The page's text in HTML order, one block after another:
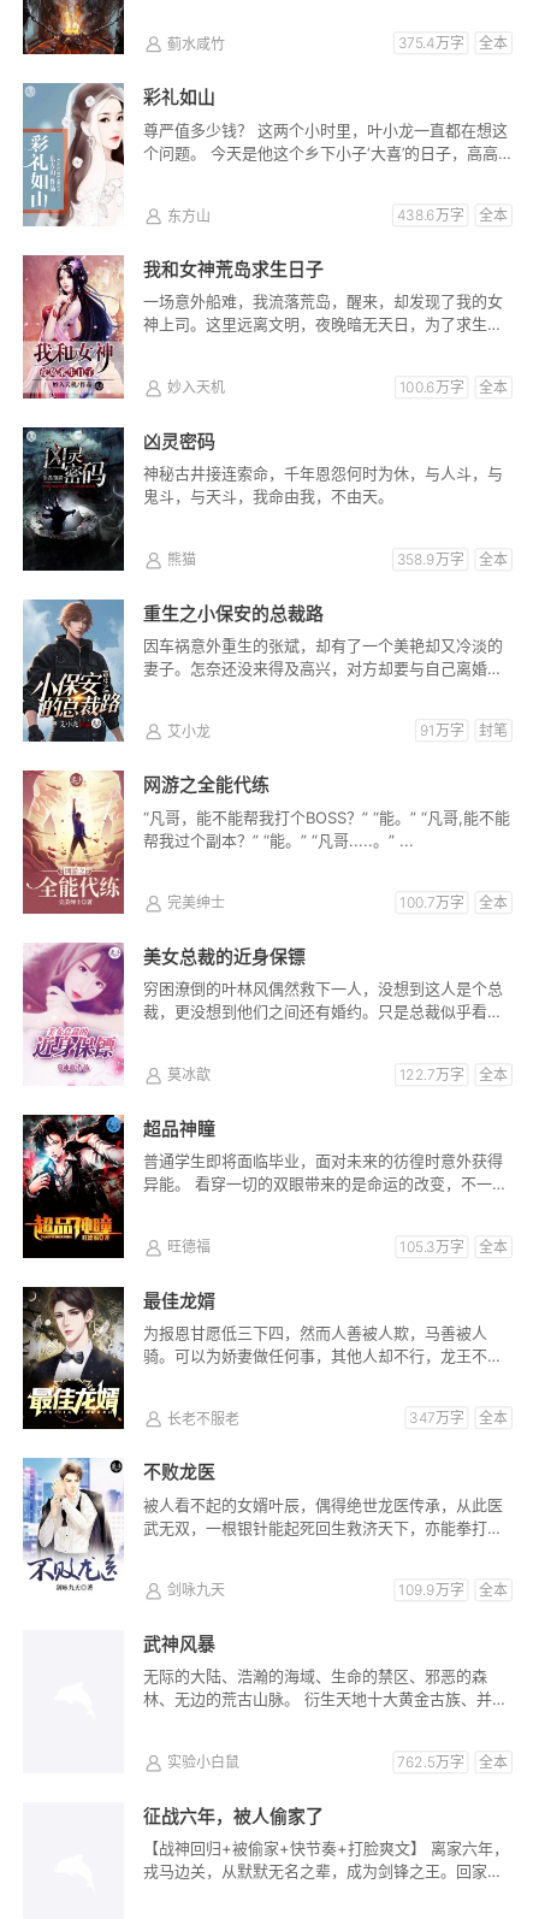
蓟水咸竹 375.4万字 全本
彩礼如山
尊严值多少钱？ 这两个小时里，叶小龙一直都在想这
个问题。 今天是他这个乡下小子‘大喜’的日子，高高
东方山 438.6万字 全本
我和女神荒岛求生日子
一场意外船难，我流落荒岛，醒来，却发现了我的女
神上司。这里远离文明，夜晚暗无天日，为了求生，
妙入天机 100.6万字 全本
凶灵密码
神秘古井接连索命，千年恩怨何时为休，与人斗，与
鬼斗，与天斗，我命由我，不由天。
熊猫 358.9万字 全本
重生之小保安的总裁路
因车祸意外重生的张斌，却有了一个美艳却又冷淡的
妻子。怎奈还没来得及高兴，对方却要与自己离婚。
艾小龙 91万字 封笔
网游之全能代练
“凡哥，能不能帮我打个BOSS？” “能。” “凡哥,能不能
帮我过个副本？” “能。” “凡哥.....。” ...
完美绅士 100.7万字 全本
美女总裁的近身保镖
穷困潦倒的叶林风偶然救下一人，没想到这人是个总
裁，更没想到他们之间还有婚约。只是总裁似乎看不
莫冰歆 122.7万字 全本
超品神瞳
普通学生即将面临毕业，面对未来的彷徨时意外获得
异能。 看穿一切的双眼带来的是命运的改变，不一样
旺德福 105.3万字 全本
最佳龙婿
为报恩甘愿低三下四，然而人善被人欺，马善被人
骑。可以为娇妻做任何事，其他人却不行，龙王不发
长老不服老 347万字 全本
不败龙医
被人看不起的女婿叶辰，偶得绝世龙医传承，从此医
武无双，一根银针能起死回生救济天下，亦能拳打纨
剑咏九天 109.9万字 全本
武神风暴
无际的大陆、浩瀚的海域、生命的禁区、邪恶的森
林、无边的荒古山脉。 衍生天地十大黄金古族、并存
实验小白鼠 762.5万字 全本
征战六年，被人偷家了
【战神回归+被偷家+快节奏+打脸爽文】 离家六年，
戎马边关，从默默无名之辈，成为剑锋之王。回家后